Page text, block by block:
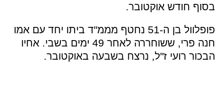
בסוף חודש אוקטובר.
פופלוול בן ה-51 נחטף מממ"ד ביתו יחד עם אמו
חנה פרי, ששוחררה לאחר 49 ימים בשבי. אחיו
הבכור רועי ז"ל, נרצח בשבעה באוקטובר.